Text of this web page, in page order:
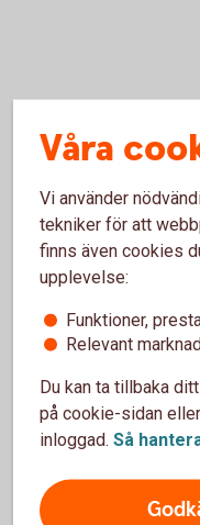
Rånäs slott
hänger du med på
slottet. Det blir lätt
för mig när jag
Prova Rånäs egna
osten, vinet och
rätt rum kanske du
Rimbo.
Våra
Vi använder
tekniker för att
finns även cookies
upplevelse:
Funktioner,
Relevant
Du kan ta tillbaka
på cookie-sidan
inloggad. Så